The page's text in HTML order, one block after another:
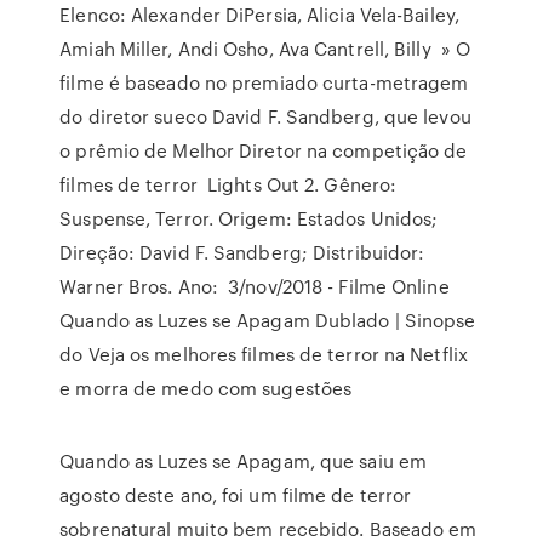
Elenco: Alexander DiPersia, Alicia Vela-Bailey,
Amiah Miller, Andi Osho, Ava Cantrell, Billy » O
filme é baseado no premiado curta-metragem
do diretor sueco David F. Sandberg, que levou
o prêmio de Melhor Diretor na competição de
filmes de terror Lights Out 2. Gênero:
Suspense, Terror. Origem: Estados Unidos;
Direção: David F. Sandberg; Distribuidor:
Warner Bros. Ano: 3/nov/2018 - Filme Online
Quando as Luzes se Apagam Dublado | Sinopse
do Veja os melhores filmes de terror na Netflix
e morra de medo com sugestões
Quando as Luzes se Apagam, que saiu em
agosto deste ano, foi um filme de terror
sobrenatural muito bem recebido. Baseado em